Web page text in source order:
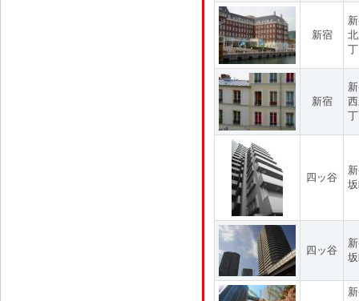
新宿
新宿
四ッ谷
四ッ谷